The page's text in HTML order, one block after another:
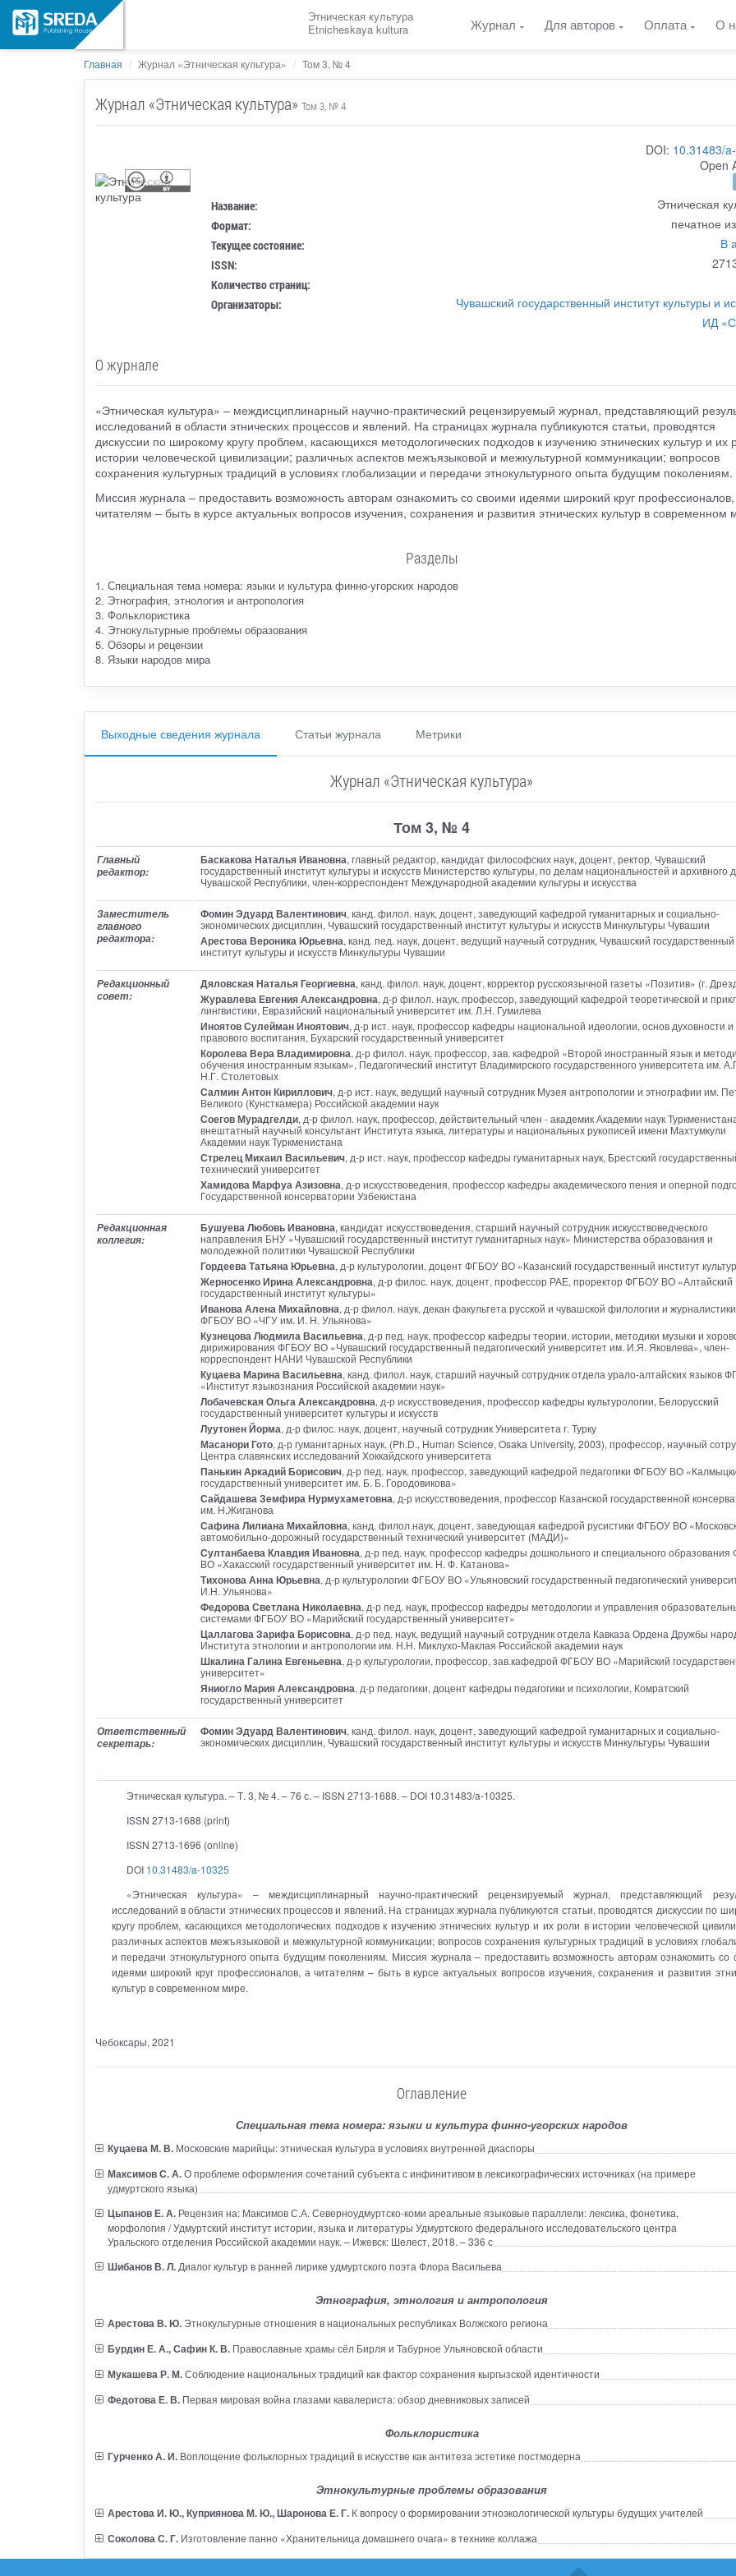
Этническая культура
Etnicheskaya kultura
Журнал Для авторов Оплата О
Главная Журнал «Этническая культура» Том 3, № 4
Журнал «Этническая культура» Том 3, № 4
DOI: 10.31483/
Open
Название: Этническая
Формат: печатное
Текущее состояние: В
ISSN:
Количество страниц:
Организаторы:
Чувашский государственный институт культуры и
ИД
О журнале
«Этническая культура» – междисциплинарный научно-практический рецензируемый журнал, представляющий
исследований в области этнических процессов и явлений. На страницах журнала публикуются статьи, проводятся
дискуссии по широкому кругу проблем, касающихся методологических подходов к изучению этнических культур и их
истории человеческой цивилизации; различных аспектов межъязыковой и межкультурной коммуникации; вопросов
сохранения культурных традиций в условиях глобализации и передачи этнокультурного опыта будущим поколениям.
Миссия журнала – предоставить возможность авторам ознакомить со своими идеями широкий круг
читателям – быть в курсе актуальных вопросов изучения, сохранения и развития этнических культур в современном
Разделы
1. Специальная тема номера: языки и культура финно-угорских народов
2. Этнография, этнология и антропология
3. Фольклористика
4. Этнокультурные проблемы образования
5. Обзоры и рецензии
8. Языки народов мира
Выходные сведения журнала Статьи журнала Метрики
Журнал «Этническая культура»
Том 3, № 4
Главный
редактор:
Баскакова Наталья Ивановна, главный редактор, кандидат философских наук, доцент, ректор, Чувашский
государственный институт культуры и искусств Министерство культуры, по делам национальностей и архивного
Чувашской Республики, член-корреспондент Международной академии культуры и искусства
Заместитель
главного
редактора:
Фомин Эдуард Валентинович, канд. филол. наук, доцент, заведующий кафедрой гуманитарных и социально-
экономических дисциплин, Чувашский государственный институт культуры и искусств Минкультуры Чувашии
Арестова Вероника Юрьевна, канд. пед. наук, доцент, ведущий научный сотрудник, Чувашский государственный
институт культуры и искусств Минкультуры Чувашии
Редакционный
совет:
Дяловская Наталья Георгиевна, канд. филол. наук, доцент, корректор русскоязычной газеты «Позитив» (г.
Журавлева Евгения Александровна, д-р филол. наук, профессор, заведующий кафедрой теоретической и
лингвистики, Евразийский национальный университет им. Л.Н. Гумилева
Иноятов Сулейман Иноятович, д-р ист. наук, профессор кафедры национальной идеологии, основ духовности и
правового воспитания, Бухарский государственный университет
Королева Вера Владимировна, д-р филол. наук, профессор, зав. кафедрой «Второй иностранный язык и
обучения иностранным языкам», Педагогический институт Владимирского государственного университета им.
Н.Г. Столетовых
Салмин Антон Кириллович, д-р ист. наук, ведущий научный сотрудник Музея антропологии и этнографии им.
Великого (Кунсткамера) Российской академии наук
Соегов Мурадгелди, д-р филол. наук, профессор, действительный член - академик Академии наук
внештатный научный консультант Института языка, литературы и национальных рукописей имени Махтумкули
Академии наук Туркменистана
Стрелец Михаил Васильевич, д-р ист. наук, профессор кафедры гуманитарных наук, Брестский
технический университет
Хамидова Марфуа Азизовна, д-р искусствоведения, профессор кафедры академического пения и оперной
Государственной консерватории Узбекистана
Редакционная
коллегия:
Бушуева Любовь Ивановна, кандидат искусствоведения, старший научный сотрудник искусствоведческого
направления БНУ «Чувашский государственный институт гуманитарных наук» Министерства образования и
молодежной политики Чувашской Республики
Гордеева Татьяна Юрьевна, д-р культурологии, доцент ФГБОУ ВО «Казанский государственный институт
Жерносенко Ирина Александровна, д-р филос. наук, доцент, профессор РАЕ, проректор ФГБОУ ВО «Алтайский
государственный институт культуры»
Иванова Алена Михайловна, д-р филол. наук, декан факультета русской и чувашской филологии и журналистики
ФГБОУ ВО «ЧГУ им. И. Н. Ульянова»
Кузнецова Людмила Васильевна, д-р пед. наук, профессор кафедры теории, истории, методики музыки и
дирижирования ФГБОУ ВО «Чувашский государственный педагогический университет им. И.Я. Яковлева», член-
корреспондент НАНИ Чувашской Республики
Куцаева Марина Васильевна, канд. филол. наук, старший научный сотрудник отдела урало-алтайских языков
«Институт языкознания Российской академии наук»
Лобачевская Ольга Александровна, д-р искусствоведения, профессор кафедры культурологии, Белорусский
государственный университет культуры и искусств
Луутонен Йорма, д-р филос. наук, доцент, научный сотрудник Университета г. Турку
Масанори Гото, д-р гуманитарных наук, (Ph.D., Human Science, Osaka University, 2003), профессор, научный
Центра славянских исследований Хоккайдского университета
Панькин Аркадий Борисович, д-р пед. наук, профессор, заведующий кафедрой педагогики ФГБОУ ВО
государственный университет им. Б. Б. Городовикова»
Сайдашева Земфира Нурмухаметовна, д-р искусствоведения, профессор Казанской государственной
им. Н.Жиганова
Сафина Лилиана Михайловна, канд. филол.наук, доцент, заведующая кафедрой русистики ФГБОУ ВО
автомобильно-дорожный государственный технический университет (МАДИ)»
Султанбаева Клавдия Ивановна, д-р пед. наук, профессор кафедры дошкольного и специального
ВО «Хакасский государственный университет им. Н. Ф. Катанова»
Тихонова Анна Юрьевна, д-р культурологии ФГБОУ ВО «Ульяновский государственный педагогический
И.Н. Ульянова»
Федорова Светлана Николаевна, д-р пед. наук, профессор кафедры методологии и управления
системами ФГБОУ ВО «Марийский государственный университет»
Цаллагова Зарифа Борисовна, д-р пед. наук, ведущий научный сотрудник отдела Кавказа Ордена Дружбы
Института этнологии и антропологии им. Н.Н. Миклухо-Маклая Российской академии наук
Шкалина Галина Евгеньевна, д-р культурологии, профессор, зав.кафедрой ФГБОУ ВО «Марийский
университет»
Яниогло Мария Александровна, д-р педагогики, доцент кафедры педагогики и психологии, Комратский
государственный университет
Ответственный
секретарь:
Фомин Эдуард Валентинович, канд. филол. наук, доцент, заведующий кафедрой гуманитарных и социально-
экономических дисциплин, Чувашский государственный институт культуры и искусств Минкультуры Чувашии
Этническая культура. – Т. 3, № 4. – 76 с. – ISSN 2713-1688. – DOI 10.31483/a-10325.
ISSN 2713-1688 (print)
ISSN 2713-1696 (online)
DOI 10.31483/a-10325
«Этническая культура» – междисциплинарный научно-практический рецензируемый журнал, представляющий
исследований в области этнических процессов и явлений. На страницах журнала публикуются статьи, проводятся дискуссии по
кругу проблем, касающихся методологических подходов к изучению этнических культур и их роли в истории человеческой
различных аспектов межъязыковой и межкультурной коммуникации; вопросов сохранения культурных традиций в условиях
и передачи этнокультурного опыта будущим поколениям. Миссия журнала – предоставить возможность авторам ознакомить со
идеями широкий круг профессионалов, а читателям – быть в курсе актуальных вопросов изучения, сохранения и развития
культур в современном мире.
Чебоксары, 2021
Оглавление
Специальная тема номера: языки и культура финно-угорских народов
Куцаева М. В.Московские марийцы: этническая культура в условиях внутренней диаспоры
Максимов С. А.О проблеме оформления сочетаний субъекта с инфинитивом в лексикографических источниках (на примере
удмуртского языка)
Цыпанов Е. А.Рецензия на: Максимов С.А. Северноудмуртско-коми ареальные языковые параллели: лексика, фонетика,
морфология / Удмуртский институт истории, языка и литературы Удмуртского федерального исследовательского центра
Уральского отделения Российской академии наук. – Ижевск: Шелест, 2018. – 336 с
Шибанов В. Л.Диалог культур в ранней лирике удмуртского поэта Флора Васильева
Этнография, этнология и антропология
Арестова В. Ю.Этнокультурные отношения в национальных республиках Волжского региона
Бурдин Е. А., Сафин К. В.Православные храмы сёл Бирля и Табурное Ульяновской области
Мукашева Р. М.Соблюдение национальных традиций как фактор сохранения кыргызской идентичности
Федотова Е. В.Первая мировая война глазами кавалериста: обзор дневниковых записей
Фольклористика
Гурченко А. И.Воплощение фольклорных традиций в искусстве как антитеза эстетике постмодерна
Этнокультурные проблемы образования
Арестова И. Ю., Куприянова М. Ю., Шаронова Е. Г.К вопросу о формировании этноэкологической культуры будущих учителей
Соколова С. Г.Изготовление панно «Хранительница домашнего очага» в технике коллажа